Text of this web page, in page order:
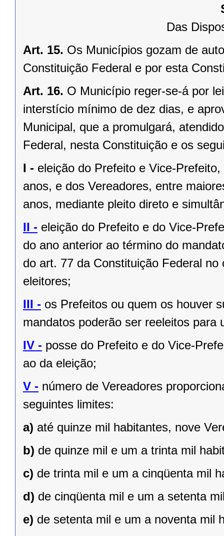
Das
Art. 15. Os Municípios gozam de
Constituição Federal e por esta
Art. 16. O Município reger-se-á por
interstício mínimo de dez dias, e
Municipal, que a promulgará,
Federal, nesta Constituição e os
I - eleição do Prefeito e Vice-
anos, e dos Vereadores, entre
anos, mediante pleito direto e
II - eleição do Prefeito e do Vice-
do ano anterior ao término do
do art. 77 da Constituição Federal
eleitores;
III - os Prefeitos ou quem os houver
mandatos poderão ser reeleitos para
IV - posse do Prefeito e do Vice-
ao da eleição;
V - número de Vereadores
seguintes limites:
a) até quinze mil habitantes, nove
b) de quinze mil e um a trinta mil
c) de trinta mil e um a cinqüenta mil
d) de cinqüenta mil e um a setenta
e) de setenta mil e um a noventa mil